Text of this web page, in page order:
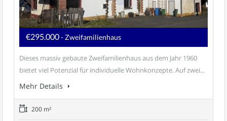
€295.000- Zweifamilienhaus
Dieses massiv gebaute Zweifamilienhaus aus dem Jahr 1960
bietet viel Potenzial für individuelle Wohnkonzepte. Auf zwei...
Mehr Details
200 m²